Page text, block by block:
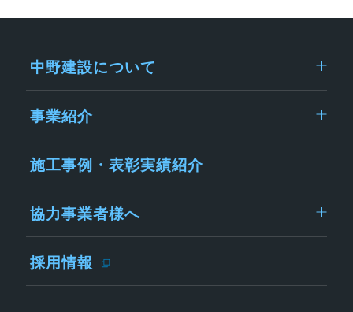
中野建設について
事業紹介
施工事例・表彰実績紹介
協力事業者様へ
採用情報